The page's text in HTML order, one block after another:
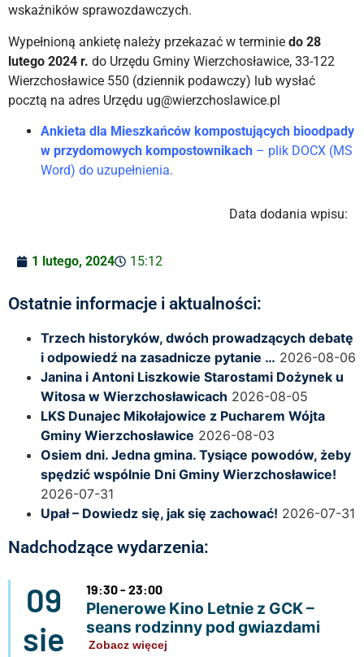
wskaźników sprawozdawczych.
Wypełnioną ankietę należy przekazać w terminie do 28
lutego 2024 r. do Urzędu Gminy Wierzchosławice, 33-122
Wierzchosławice 550 (dziennik podawczy) lub wysłać
pocztą na adres Urzędu ug@wierzchoslawice.pl
Ankieta dla Mieszkańców kompostujących bioodpady
w przydomowych kompostownikach – plik DOCX (MS
Word) do uzupełnienia.
Data dodania wpisu:
1 lutego, 2024 15:12
Ostatnie informacje i aktualności:
Trzech historyków, dwóch prowadzących debatę
i odpowiedź na zasadnicze pytanie … 2026-08-06
Janina i Antoni Liszkowie Starostami Dożynek u
Witosa w Wierzchosławicach 2026-08-05
LKS Dunajec Mikołajowice z Pucharem Wójta
Gminy Wierzchosławice 2026-08-03
Osiem dni. Jedna gmina. Tysiące powodów, żeby
spędzić wspólnie Dni Gminy Wierzchosławice!
2026-07-31
Upał – Dowiedz się, jak się zachować! 2026-07-31
Nadchodzące wydarzenia:
09
sie
19:30 - 23:00
Plenerowe Kino Letnie z GCK –
seans rodzinny pod gwiazdami
Zobacz więcej